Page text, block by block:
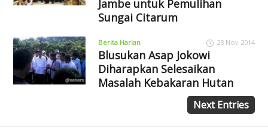
Jambe untuk Pemulihan
Sungai Citarum
Berita Harian 28 Nov 2014
Blusukan Asap Jokowi
Diharapkan Selesaikan
Masalah Kebakaran Hutan
Next Entries